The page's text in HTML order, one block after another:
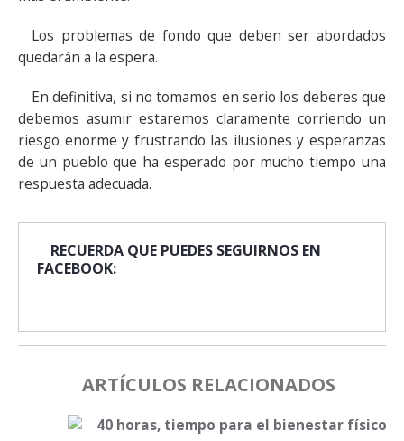
Los problemas de fondo que deben ser abordados
quedarán a la espera.
En definitiva, si no tomamos en serio los deberes que
debemos asumir estaremos claramente corriendo un
riesgo enorme y frustrando las ilusiones y esperanzas
de un pueblo que ha esperado por mucho tiempo una
respuesta adecuada.
RECUERDA QUE PUEDES SEGUIRNOS EN
FACEBOOK:
ARTÍCULOS RELACIONADOS